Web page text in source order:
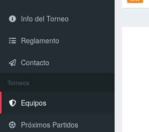
Info del Torneo
Reglamento
Contacto
Torneos
Equipos
Próximos Partidos